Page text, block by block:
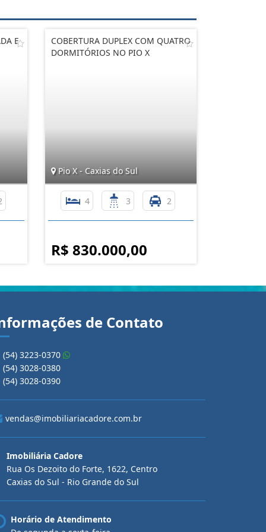
E
COBERTURA DUPLEX COM QUATRO
DORMITÓRIOS NO PIO X
Pio X - Caxias do Sul
4 3 2
R$ 830.000,00
de Contato
(54) 3223-0370
(54) 3028-0380
(54) 3028-0390
vendas@imobiliariacadore.com.br
Imobiliária Cadore
Rua Os Dezoito do Forte, 1622, Centro
Caxias do Sul - Rio Grande do Sul
Horário de Atendimento